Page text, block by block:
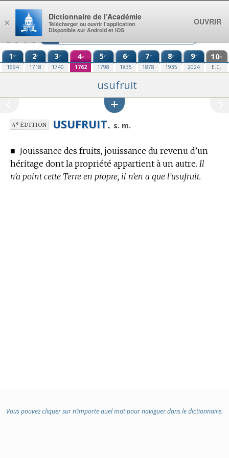
Aller au contenu
1re
1694
2e
1718
3e
1740
4e
1762
5e
1798
6e
1835
7e
1878
8e
1935
9e
2024
10e
E.C.
usufruit
4eÉDITION USUFRUIT. s. m.
■ Jouissance des fruits, jouissance du revenu d’un
héritage dont la propriété appartient à un autre. Il
n’a point cette Terre en propre, il n’en a que l’usufruit.
Vous pouvez cliquer sur n’importe quel mot pour naviguer dans le dictionnaire.
×
Dictionnaire de l’Académie
Télécharger ou ouvrir l’application
Disponible sur Android et iOS
OUVRIR